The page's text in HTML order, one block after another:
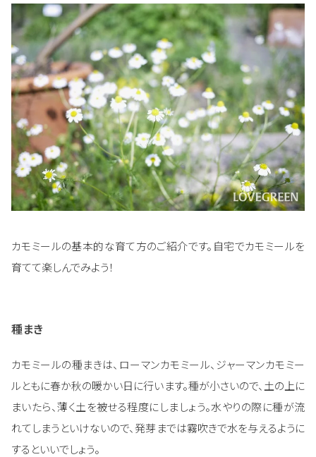
カモミールの基本的な育て方のご紹介です。自宅でカモミールを
育てて楽しんでみよう！
種まき
カモミールの種まきは、ローマンカモミール、ジャーマンカモミー
ルともに春か秋の暖かい日に行います。種が小さいので、土の上に
まいたら、薄く土を被せる程度にしましょう。水やりの際に種が流
れてしまうといけないので、発芽までは霧吹きで水を与えるように
するといいでしょう。